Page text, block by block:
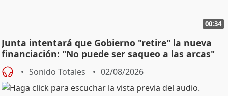
00:34
Junta intentará que Gobierno "retire" la nueva
financiación: "No puede ser saqueo a las arcas"
Sonido Totales 02/08/2026